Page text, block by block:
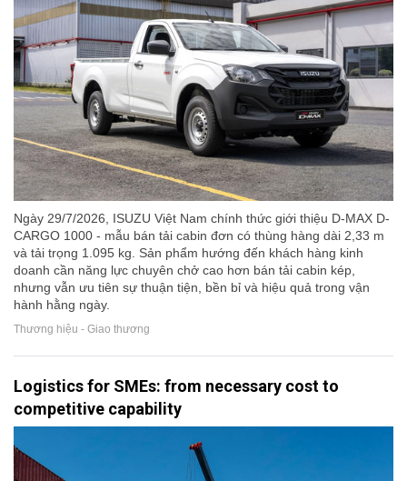
Ngày 29/7/2026, ISUZU Việt Nam chính thức giới thiệu D-MAX D-
CARGO 1000 - mẫu bán tải cabin đơn có thùng hàng dài 2,33 m
và tải trọng 1.095 kg. Sản phẩm hướng đến khách hàng kinh
doanh cần năng lực chuyên chở cao hơn bán tải cabin kép,
nhưng vẫn ưu tiên sự thuận tiện, bền bỉ và hiệu quả trong vận
hành hằng ngày.
Thương hiệu - Giao thương
Logistics for SMEs: from necessary cost to
competitive capability